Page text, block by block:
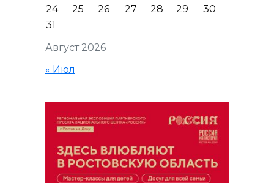
Август 2026
24
25 26 27 28 29
30
31
« Июл